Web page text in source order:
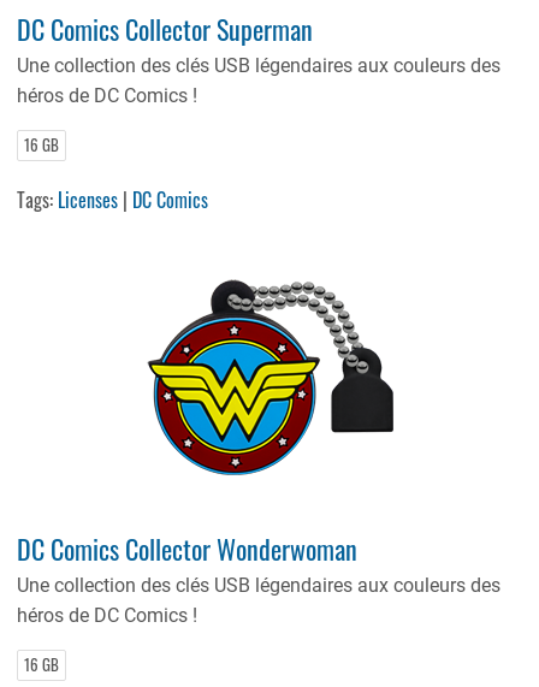
DC Comics Collector Superman
Une collection des clés USB légendaires aux couleurs des
héros de DC Comics !
16 GB
Tags: Licenses | DC Comics
DC Comics Collector Wonderwoman
Une collection des clés USB légendaires aux couleurs des
héros de DC Comics !
16 GB